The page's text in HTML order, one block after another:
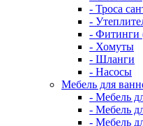
- Троса
-
- Фитинги
- Хомуты
- Шланги
- Насосы
Мебель для
- Мебель
- Мебель
- Мебель